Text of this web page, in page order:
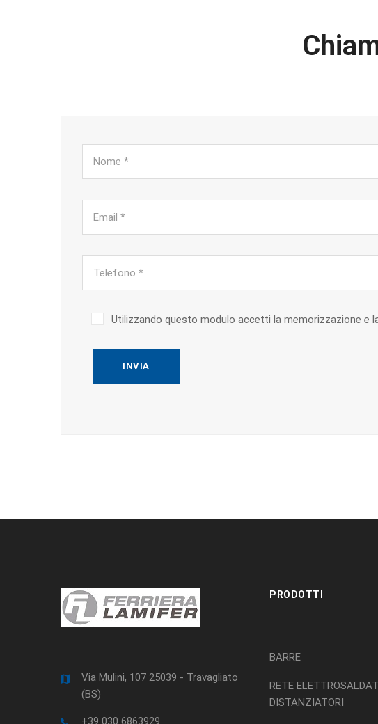
Utilizzando questo modulo accetti la memorizzazione e
Via Mulini, 107 25039 - Travagliato
(BS)
+39 030 6863929
PRODOTTI
BARRE
RETE
DISTANZIATORI